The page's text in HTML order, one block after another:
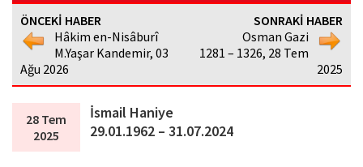
ÖNCEKİ HABER
Hâkim en-Nisâburî
M.Yaşar Kandemir, 03
Ağu 2026
SONRAKİ HABER
Osman Gazi
1281 – 1326, 28 Tem
2025
28 Tem
2025
İsmail Haniye
29.01.1962 – 31.07.2024